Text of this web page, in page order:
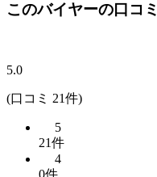
このバイヤーの口コミ
5.0
(口コミ 21件)
5
21件
4
0件